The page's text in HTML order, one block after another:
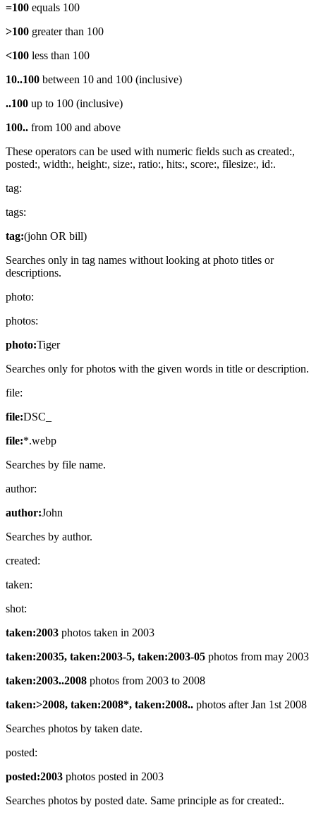
=100 equals 100
>100 greater than 100
<100 less than 100
10..100 between 10 and 100 (inclusive)
..100 up to 100 (inclusive)
100.. from 100 and above
These operators can be used with numeric fields such as created:,
posted:, width:, height:, size:, ratio:, hits:, score:, filesize:, id:.
tag:
tags:
tag:(john OR bill)
Searches only in tag names without looking at photo titles or
descriptions.
photo:
photos:
photo:Tiger
Searches only for photos with the given words in title or description.
file:
file:DSC_
file:*.webp
Searches by file name.
author:
author:John
Searches by author.
created:
taken:
shot:
taken:2003 photos taken in 2003
taken:20035, taken:2003-5, taken:2003-05 photos from may 2003
taken:2003..2008 photos from 2003 to 2008
taken:>2008, taken:2008*, taken:2008.. photos after Jan 1st 2008
Searches photos by taken date.
posted:
posted:2003 photos posted in 2003
Searches photos by posted date. Same principle as for created:.